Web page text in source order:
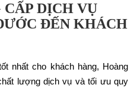
CẤP DỊCH VỤ
ĐẾN KHÁCH
nhất cho khách hàng, Hoàng
lượng dịch vụ và tối ưu quy